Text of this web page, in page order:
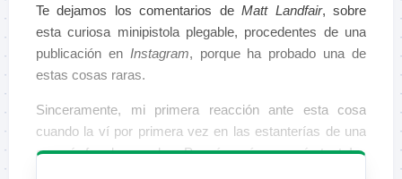
Te dejamos los comentarios deMatt Landfair, sobre
esta curiosa minipistola plegable, procedentes de una
publicación en Instagram, porque ha probado una de
estas cosas raras.
Sinceramente, mi primera reacción ante esta cosa
cuando la ví por primera vez en las estanterías de una
armería fue de asombro. Pensé, ¡qué cosa más tonta!